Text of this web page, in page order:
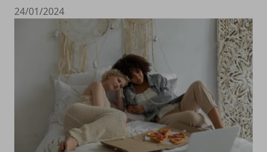
24/01/2024